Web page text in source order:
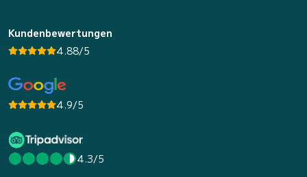
Kundenbewertungen
4.88/5
4.9/5
4.3/5